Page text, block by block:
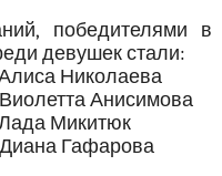
победителями в
девушек стали:
Алиса Николаева
Виолетта Анисимова
Лада Микитюк
Диана Гафарова